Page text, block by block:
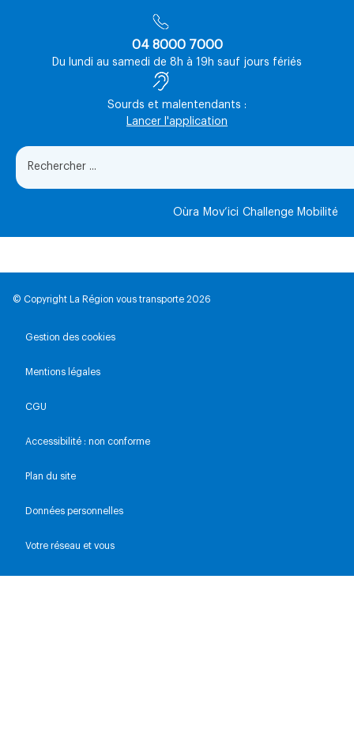
04 8000 7000
Du lundi au samedi de 8h à 19h sauf jours fériés
Sourds et malentendants :
Lancer l'application
Oùra Mov’ici Challenge Mobilité
© Copyright La Région vous transporte 2026
Gestion des cookies
Mentions légales
CGU
Accessibilité : non conforme
Plan du site
Données personnelles
Votre réseau et vous